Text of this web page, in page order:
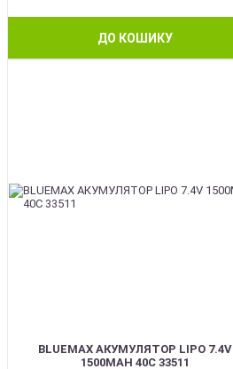
ДО КОШИКУ
BLUEMAX АКУМУЛЯТОР LIPO 7.4V
1500MAH 40C 33511